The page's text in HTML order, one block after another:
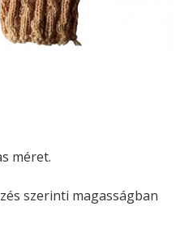
méret.
szerinti magasságban